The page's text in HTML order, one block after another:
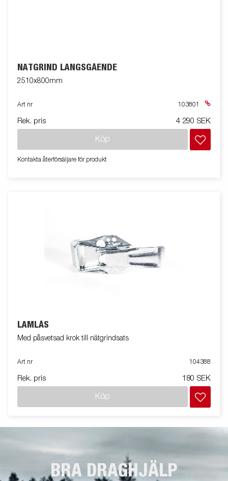
NÄTGRIND LÄNGSGÅENDE
2510x800mm
Art nr 103801
Rek. pris 4 290 SEK
Köp
Kontakta återförsäljare för produkt
LÄMLÅS
Med påsvetsad krok till nätgrindsats
Art nr 104388
Rek. pris 180 SEK
Köp
BRA DRAGHJÄLP